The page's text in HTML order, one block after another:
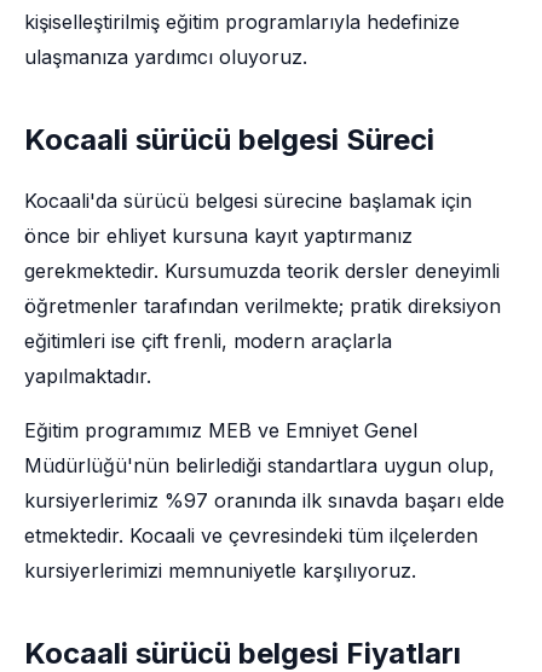
kişiselleştirilmiş eğitim programlarıyla hedefinize
ulaşmanıza yardımcı oluyoruz.
Kocaali sürücü belgesi Süreci
Kocaali'da sürücü belgesi sürecine başlamak için
önce bir ehliyet kursuna kayıt yaptırmanız
gerekmektedir. Kursumuzda teorik dersler deneyimli
öğretmenler tarafından verilmekte; pratik direksiyon
eğitimleri ise çift frenli, modern araçlarla
yapılmaktadır.
Eğitim programımız MEB ve Emniyet Genel
Müdürlüğü'nün belirlediği standartlara uygun olup,
kursiyerlerimiz %97 oranında ilk sınavda başarı elde
etmektedir. Kocaali ve çevresindeki tüm ilçelerden
kursiyerlerimizi memnuniyetle karşılıyoruz.
Kocaali sürücü belgesi Fiyatları